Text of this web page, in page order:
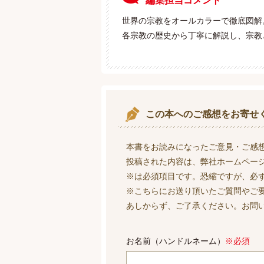
世界の宗教をオールカラーで徹底図解
各宗教の歴史から丁寧に解説し、宗
この本へのご感想をお寄せ
本書をお読みになったご意見・ご感
投稿された内容は、弊社ホームペー
※は必須項目です。恐縮ですが、必
※こちらにお送り頂いたご質問やご
あしからず、ご了承ください。お問
お名前（ハンドルネーム） ※必須